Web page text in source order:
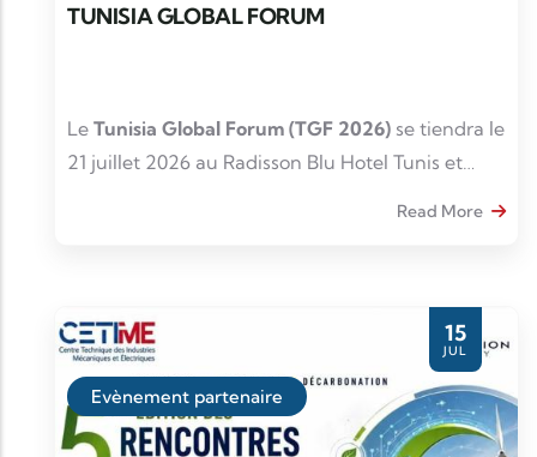
TUNISIA GLOBAL FORUM
Le Tunisia Global Forum (TGF 2026) se tiendra le
21 juillet 2026 au Radisson Blu Hotel Tunis et
Read More
15
JUL
Evènement partenaire